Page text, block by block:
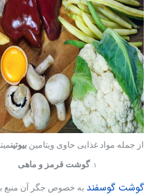
از جمله مواد غذایی حاوی ویتامین بیوتین
گوشت قرمز و ماهی
گوشت گوسفند به خصوص جگر آن منبع